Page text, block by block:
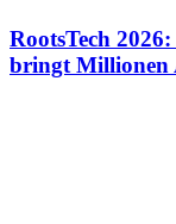
RootsTech
bringt Millionen